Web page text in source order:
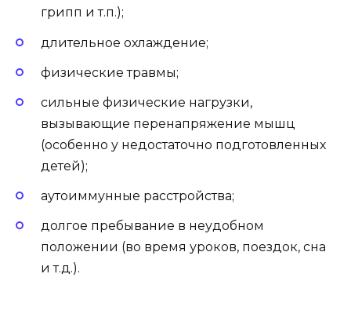
грипп и т.п.);
длительное охлаждение;
физические травмы;
сильные физические нагрузки,
вызывающие перенапряжение мышц
(особенно у недостаточно подготовленных
детей);
аутоиммунные расстройства;
долгое пребывание в неудобном
положении (во время уроков, поездок, сна
и т.д.).